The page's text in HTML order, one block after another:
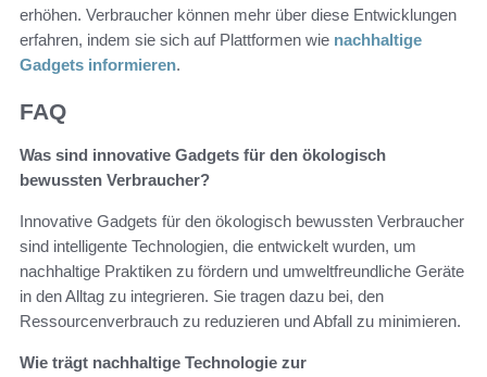
erhöhen. Verbraucher können mehr über diese Entwicklungen
erfahren, indem sie sich auf Plattformen wie nachhaltige
Gadgets informieren.
FAQ
Was sind innovative Gadgets für den ökologisch
bewussten Verbraucher?
Innovative Gadgets für den ökologisch bewussten Verbraucher
sind intelligente Technologien, die entwickelt wurden, um
nachhaltige Praktiken zu fördern und umweltfreundliche Geräte
in den Alltag zu integrieren. Sie tragen dazu bei, den
Ressourcenverbrauch zu reduzieren und Abfall zu minimieren.
Wie trägt nachhaltige Technologie zur